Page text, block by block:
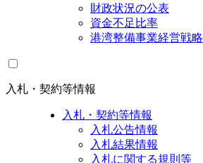
財政状況の公表
資金不足比率
港湾整備事業経営戦略
入札・契約等情報
入札・契約等情報
入札公告情報
入札結果情報
入札に関する規則等